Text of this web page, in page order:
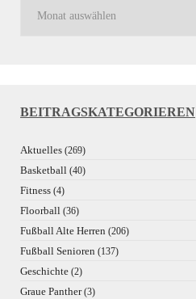
BEITRAGSKATEGORIEREN
Aktuelles (269)
Basketball (40)
Fitness (4)
Floorball (36)
Fußball Alte Herren (206)
Fußball Senioren (137)
Geschichte (2)
Graue Panther(3)